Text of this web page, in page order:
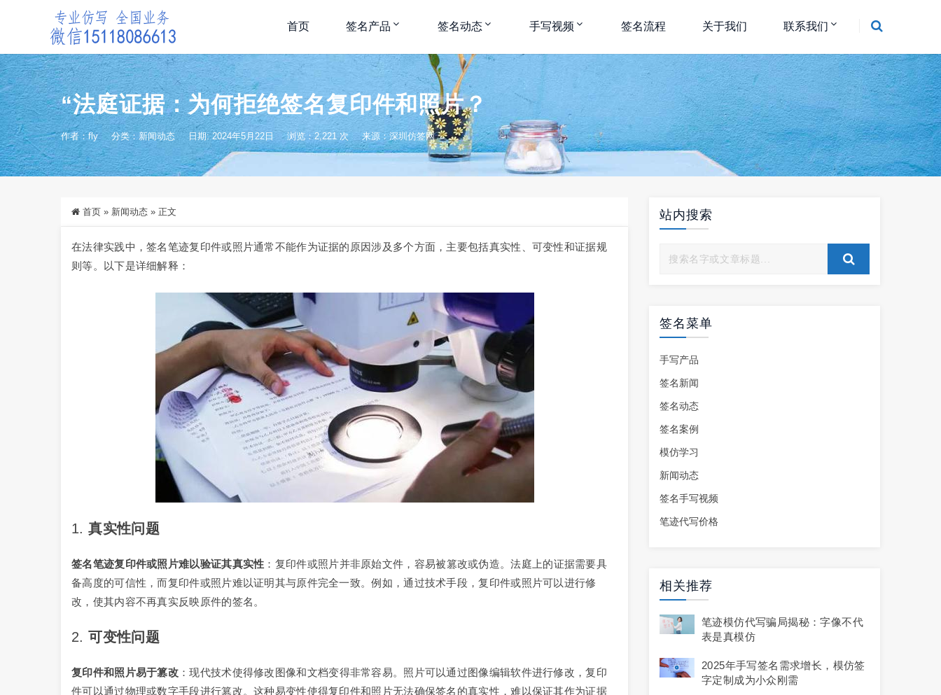
首页 签名产品 签名动态 手写视频 签名流程 关于我们 联系我们
“法庭证据：为何拒绝签名复印件和照片？
作者：fly 分类： 新闻动态 日期: 2024年5月22日 浏览：2,221 次 来源：深圳仿签网
首页 » 新闻动态 » 正文
在法律实践中，签名笔迹复印件或照片通常不能作为证据的原因涉及多个方面，主要包括真实性、可变性和证据规
则等。以下是详细解释：
1.真实性问题
签名笔迹复印件或照片难以验证其真实性 ：复印件或照片并非原始文件，容易被篡改或伪造。法庭上的证据需要具
备高度的可信性，而复印件或照片难以证明其与原件完全一致。例如，通过技术手段，复印件或照片可以进行修
改，使其内容不再真实反映原件的签名。
2.可变性问题
复印件和照片易于篡改 ：现代技术使得修改图像和文档变得非常容易。照片可以通过图像编辑软件进行修改，复印
件可以通过物理或数字手段进行篡改。这种易变性使得复印件和照片无法确保签名的真实性，难以保证其作为证据
站内搜索
签名菜单
手写产品
签名新闻
签名动态
签名案例
模仿学习
新闻动态
签名手写视频
笔迹代写价格
相关推荐
笔迹模仿代写骗局揭秘：字像不代
表是真模仿
2025年手写签名需求增长，模仿签
字定制成为小众刚需